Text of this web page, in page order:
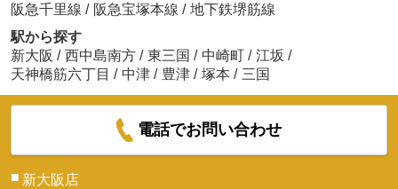
阪急千里線 / 阪急宝塚本線 / 地下鉄堺筋線
駅から探す
新大阪 / 西中島南方 / 東三国 / 中崎町 / 江坂 /
天神橋筋六丁目 / 中津 / 豊津 / 塚本 / 三国
電話でお問い合わせ
■ 新大阪店